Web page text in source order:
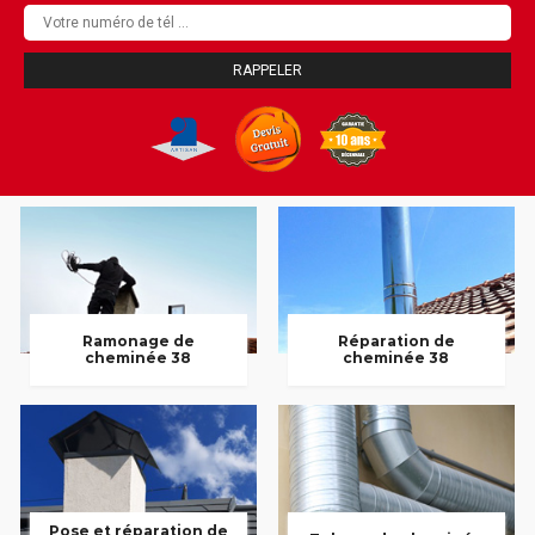
Ramonage de
cheminée 38
Réparation de
cheminée 38
Pose et réparation de